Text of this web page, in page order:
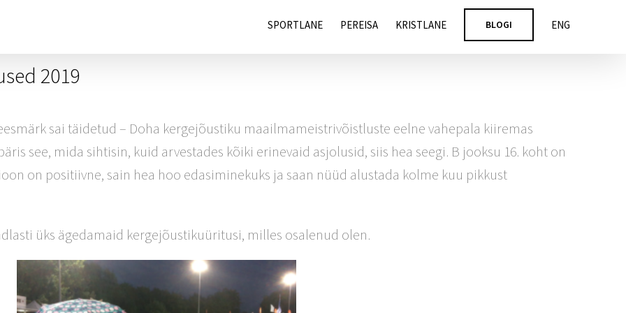
SPORTLANE PEREISA KRISTLANE BLOGI ENG
2019
sai täidetud – Doha kergejõustiku maailmameistrivõistluste eelne vahepala kiiremas
see, mida sihtisin, kuid arvestades kõiki erinevaid asjolusid, siis hea seegi. B jooksu 16. koht on
on positiivne, sain hea hoo edasiminekuks ja saan nüüd alustada kolme kuu pikkust
üks ägedamaid kergejõustikuüritusi, milles osalenud olen.